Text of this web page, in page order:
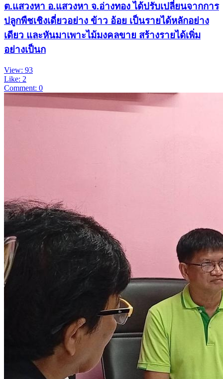
ต.แสวงหา อ.แสวงหา จ.อ่างทอง ได้ปรับเปลี่ยนจากการ
ปลูกพืชเชิงเดี่ยวอย่าง ข้าว อ้อย เป็นรายได้หลักอย่าง
เดียว และหันมาเพาะไม้มงคลขาย สร้างรายได้เพิ่ม
อย่างเป็นก
View: 93
Like: 2
Comment: 0